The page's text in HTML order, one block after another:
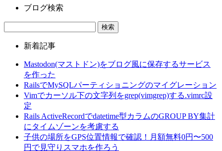
ブログ検索
新着記事
Mastodon(マストドン)をブログ風に保存するサービス
を作った
RailsでMySQLパーティショニングのマイグレーション
Vimでカーソル下の文字列をgrep(vimgrep)する.vimrc設
定
Rails ActiveRecordでdatetime型カラムのGROUP BY集計
にタイムゾーンを考慮する
子供の場所をGPS位置情報で確認！月額無料0円〜500
円で見守りスマホを作ろう